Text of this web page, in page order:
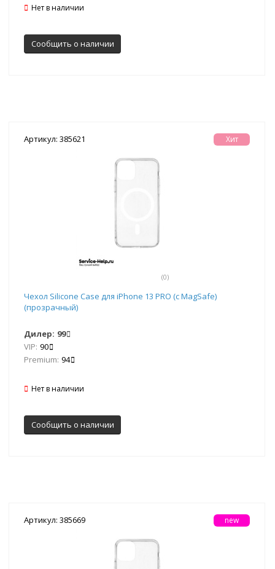
Нет в наличии
Сообщить о наличии
Артикул: 385621
(0)
Хит
Чехол Silicone Case для iPhone 13 PRO (с MagSafe)
(прозрачный)
Дилер: 99
VIP: 90
Premium: 94
Нет в наличии
Сообщить о наличии
Артикул: 385669 new